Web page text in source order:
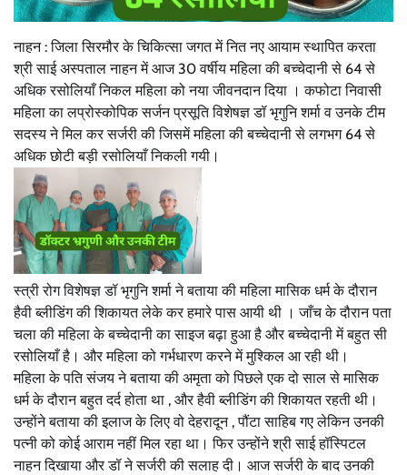
नाहन : जिला सिरमौर के चिकित्सा जगत में नित नए आयाम स्थापित करता
श्री साई अस्पताल नाहन में आज 30 वर्षीय महिला की बच्चेदानी से 64 से
अधिक रसोलियाँ निकल महिला को नया जीवनदान दिया । कफोटा निवासी
महिला का लप्रोस्कोपिक सर्जन प्रसूति विशेषज्ञ डॉ भृगुनि शर्मा व उनके टीम
सदस्य ने मिल कर सर्जरी की जिसमें महिला की बच्चेदानी से लगभग 64 से
अधिक छोटी बड़ी रसोलियाँ निकली गयी।
स्त्री रोग विशेषज्ञ डॉ भृगुनि शर्मा ने बताया की महिला मासिक धर्म के दौरान
हैवी ब्लीडिंग की शिकायत लेके कर हमारे पास आयी थी । जाँच के दौरान पता
चला की महिला के बच्चेदानी का साइज बढ़ा हुआ है और बच्चेदानी में बहुत सी
रसोलियाँ है। और महिला को गर्भधारण करने में मुश्किल आ रही थी।
महिला के पति संजय ने बताया की अमृता को पिछले एक दो साल से मासिक
धर्म के दौरान बहुत दर्द होता था , और हैवी ब्लीडिंग की शिकायत रहती थी।
उन्होंने बताया की इलाज के लिए वो देहरादून , पौंटा साहिब गए लेकिन उनकी
पत्नी को कोई आराम नहीं मिल रहा था। फिर उन्होंने श्री साई हॉस्पिटल
नाहन दिखाया और डॉ ने सर्जरी की सलाह दी। आज सर्जरी के बाद उनकी